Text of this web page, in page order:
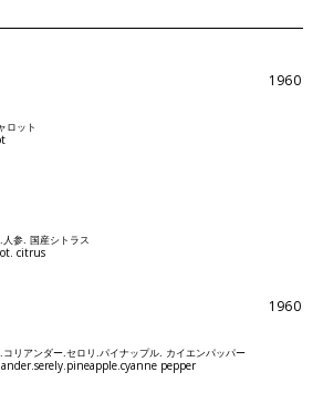
1960
ロット
参. 国産シトラス
citrus
1960
リアンダー.セロリ.パイナップル. カイエンパッパー
pepper